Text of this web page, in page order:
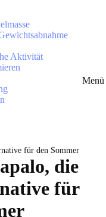
Menü
Aktivität
für den Sommer
die
für